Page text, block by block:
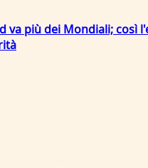
va più dei Mondiali; così